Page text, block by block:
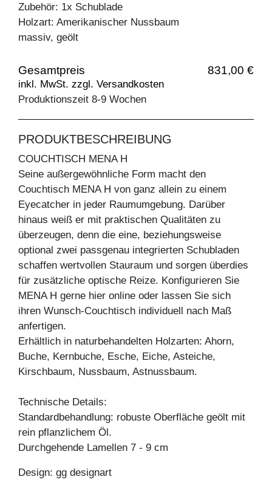
Zubehör: 1x Schublade
Holzart: Amerikanischer Nussbaum
massiv, geölt
Gesamtpreis 831,00 €
inkl. MwSt. zzgl. Versandkosten
Produktionszeit 8-9 Wochen
PRODUKTBESCHREIBUNG
COUCHTISCH MENA H
Seine außergewöhnliche Form macht den
Couchtisch MENA H von ganz allein zu einem
Eyecatcher in jeder Raumumgebung. Darüber
hinaus weiß er mit praktischen Qualitäten zu
überzeugen, denn die eine, beziehungsweise
optional zwei passgenau integrierten Schubladen
schaffen wertvollen Stauraum und sorgen überdies
für zusätzliche optische Reize. Konfigurieren Sie
MENA H gerne hier online oder lassen Sie sich
ihren Wunsch-Couchtisch individuell nach Maß
anfertigen.
Erhältlich in naturbehandelten Holzarten: Ahorn,
Buche, Kernbuche, Esche, Eiche, Asteiche,
Kirschbaum, Nussbaum, Astnussbaum.
Technische Details:
Standardbehandlung: robuste Oberfläche geölt mit
rein pflanzlichem Öl.
Durchgehende Lamellen 7 - 9 cm
Design: gg designart